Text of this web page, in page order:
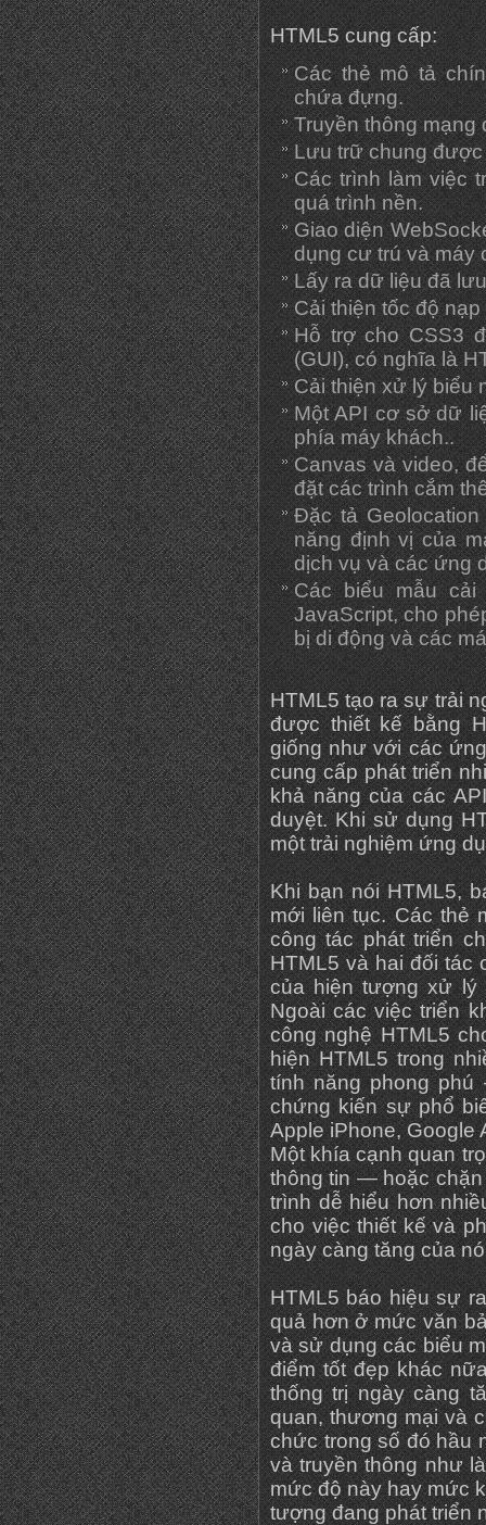
HTML5 cung cấp:
Các thẻ mô tả
chứa đựng.
Truyền thông
Lưu trữ chung được
Các trình làm việc
quá trình nền.
Giao diện
dụng cư trú và máy
Lấy ra dữ liệu đã
Cải thiện tốc độ
Hỗ trợ cho CSS3
(GUI), có nghĩa là
Cải thiện xử lý biểu
Một API cơ sở dữ
phía máy khách..
Canvas và video,
đặt các trình cắm
Đặc tả
năng định vị của
dịch vụ và các ứng
Các biểu mẫu
JavaScript, cho
bị di động và các
HTML5 tạo ra sự trải
được thiết kế bằng
giống như với các
cung cấp phát triển
khả năng của các
duyệt. Khi sử dụng
một trải nghiệm ứng
Khi bạn nói HTML5,
mới liên tục. Các thẻ
công tác phát triển
HTML5 và hai đối tác
của hiện tượng xử lý
Ngoài các việc triển
công nghệ HTML5
hiện HTML5 trong
tính năng phong
chứng kiến sự phổ
Apple iPhone, Google
Một khía cạnh quan
thông tin — hoặc
trình dễ hiểu hơn
cho việc thiết kế và
ngày càng tăng của
HTML5 báo hiệu sự
quả hơn ở mức văn
và sử dụng các biểu
điểm tốt đẹp khác
thống trị ngày càng
quan, thương mại và
chức trong số đó hầu
và truyền thông như
mức độ này hay mức
tượng đang phát triển